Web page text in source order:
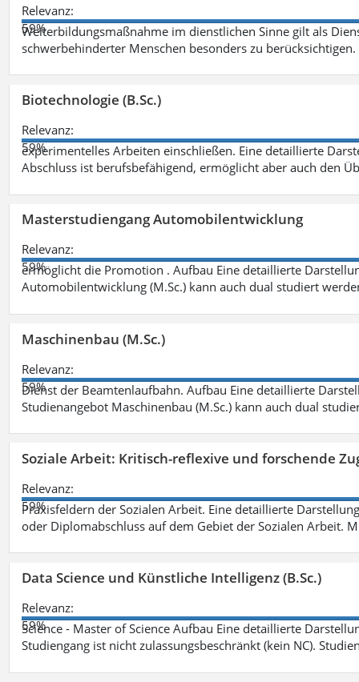
Relevanz:
59%
Weiterbildungsmaßnahme im dienstlichen Sinne gilt als
schwerbehinderter Menschen besonders zu berücksichtigen.
Biotechnologie (B.Sc.)
Relevanz:
59%
experimentelles Arbeiten einschließen. Eine detaillierte
Abschluss ist berufsbefähigend, ermöglicht aber auch den
Masterstudiengang Automobilentwicklung
Relevanz:
59%
ermöglicht die Promotion . Aufbau Eine detaillierte
Automobilentwicklung (M.Sc.) kann auch dual studiert
Maschinenbau (M.Sc.)
Relevanz:
59%
Dienst der Beamtenlaufbahn. Aufbau Eine detaillierte
Studienangebot Maschinenbau (M.Sc.) kann auch dual
Soziale Arbeit: Kritisch-reflexive und forschende
Relevanz:
59%
Praxisfeldern der Sozialen Arbeit. Eine detaillierte
oder Diplomabschluss auf dem Gebiet der Sozialen Arbeit.
Data Science und Künstliche Intelligenz (B.Sc.)
Relevanz:
59%
Science - Master of Science Aufbau Eine detaillierte
Studiengang ist nicht zulassungsbeschränkt (kein NC).